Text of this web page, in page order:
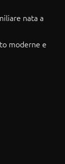
nata a
moderne e